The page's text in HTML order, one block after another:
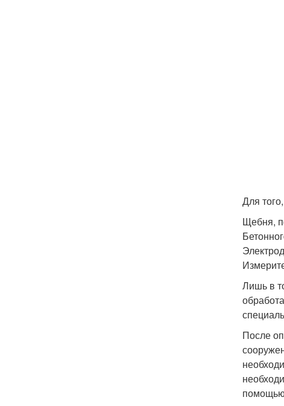
Для
Щебня,
Лишь в
После
помощью